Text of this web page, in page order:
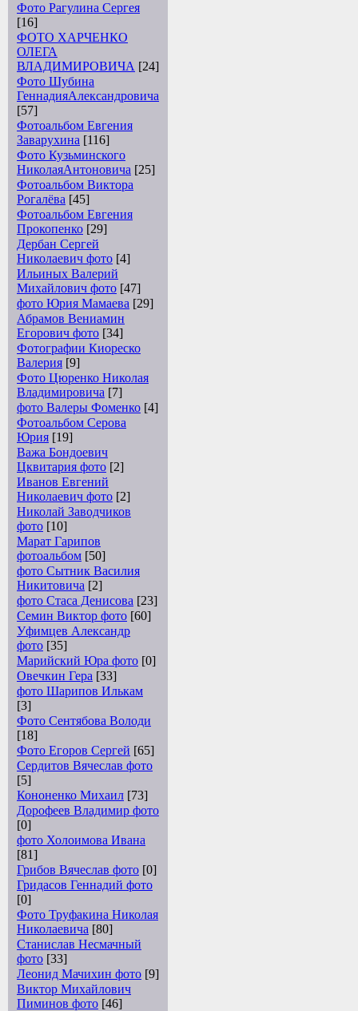
Фото Рагулина Сергея
[16]
ФОТО ХАРЧЕНКО
ОЛЕГА
ВЛАДИМИРОВИЧА [24]
Фото Шубина
ГеннадияАлександровича
[57]
Фотоальбом Евгения
Заварухина [116]
Фото Кузьминского
НиколаяАнтоновича [25]
Фотоальбом Виктора
Рогалёва [45]
Фотоальбом Евгения
Прокопенко [29]
Дербан Сергей
Николаевич фото [4]
Ильиных Валерий
Михайлович фото [47]
фото Юрия Мамаева [29]
Абрамов Вениамин
Егорович фото [34]
Фотографии Киореско
Валерия [9]
Фото Цюренко Николая
Владимировича [7]
фото Валеры Фоменко [4]
Фотоальбом Серова
Юрия [19]
Важа Бондоевич
Цквитария фото [2]
Иванов Евгений
Николаевич фото [2]
Николай Заводчиков
фото [10]
Марат Гарипов
фотоальбом [50]
фото Сытник Василия
Никитовича [2]
фото Стаса Денисова [23]
Семин Виктор фото [60]
Уфимцев Александр
фото [35]
Марийский Юра фото [0]
Овечкин Гера [33]
фото Шарипов Илькам
[3]
Фото Сентябова Володи
[18]
Фото Егоров Сергей [65]
Сердитов Вячеслав фото
[5]
Кононенко Михаил [73]
Дорофеев Владимир фото
[0]
фото Холоимова Ивана
[81]
Грибов Вячеслав фото [0]
Гридасов Геннадий фото
[0]
Фото Труфакина Николая
Николаевича [80]
Станислав Несмачный
фото [33]
Леонид Мачихин фото [9]
Виктор Михайлович
Пиминов фото [46]